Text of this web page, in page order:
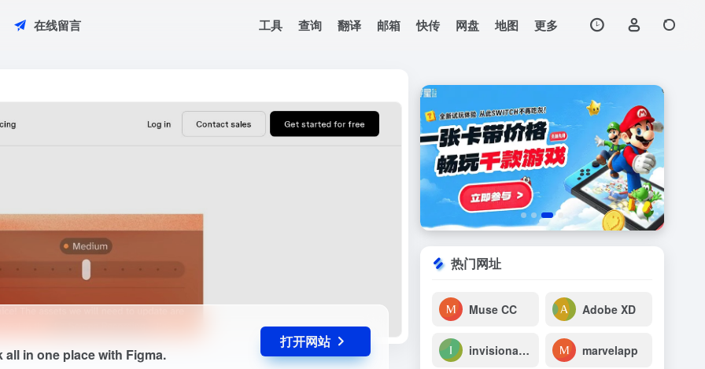
在线留言 工具 查询 翻译 邮箱 快传 网盘 地图 更多
in one place with Figma.
打开网站
热门网址
Muse CC Adobe XD
invisionapp marvelapp